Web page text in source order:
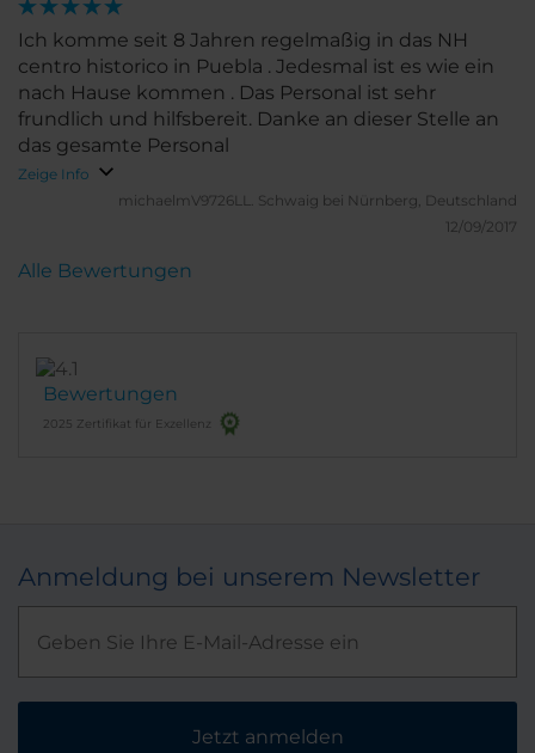
Ich komme seit 8 Jahren regelmaßig in das NH
centro historico in Puebla . Jedesmal ist es wie ein
nach Hause kommen . Das Personal ist sehr
frundlich und hilfsbereit. Danke an dieser Stelle an
das gesamte Personal
Zeige Info
michaelmV9726LL. Schwaig bei Nürnberg, Deutschland
12/09/2017
Bewertungen
2025 Zertifikat für Exzellenz
Alle Bewertungen
Anmeldung bei unserem Newsletter
Jetzt anmelden